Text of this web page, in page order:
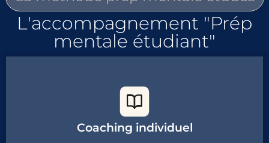
L'accompagnement "Prép
mentale étudiant"
Coaching individuel